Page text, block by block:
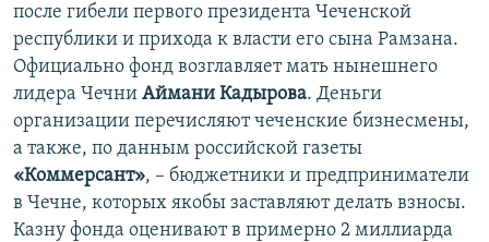
после гибели первого президента Чеченской
республики и прихода к власти его сына Рамзана.
Официально фонд возглавляет мать нынешнего
лидера Чечни Аймани Кадырова. Деньги
организации перечисляют чеченские бизнесмены,
а также, по данным российской газеты
«Коммерсант», – бюджетники и предприниматели
в Чечне, которых якобы заставляют делать взносы.
Казну фонда оценивают в примерно 2 миллиарда